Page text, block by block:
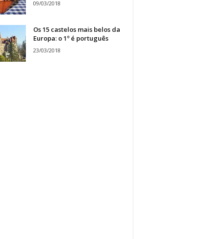
09/03/2018
Os 15 castelos mais belos da
Europa: o 1º é português
23/03/2018